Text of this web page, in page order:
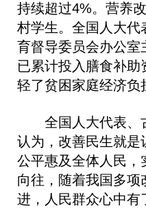
持续超过4%。营养
村学生。全国人大代
育督导委员会办公
已累计投入膳食补助
轻了贫困家庭经济负
全国人大代表、
认为，改善民生就是
公平惠及全体人民，
向往，随着我国多项
进，人民群众心中有